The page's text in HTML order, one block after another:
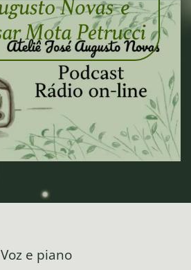
Voz e piano